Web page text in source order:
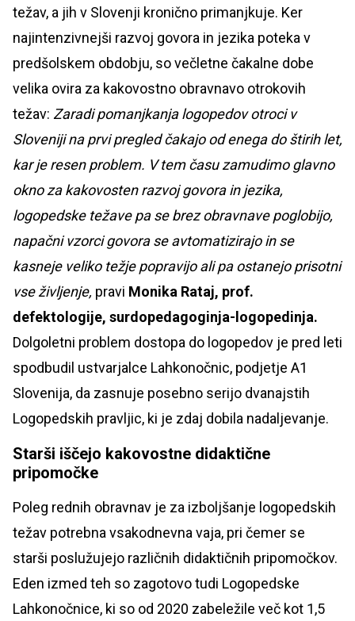
težav, a jih v Slovenji kronično primanjkuje. Ker
najintenzivnejši razvoj govora in jezika poteka v
predšolskem obdobju, so večletne čakalne dobe
velika ovira za kakovostno obravnavo otrokovih
težav: Zaradi pomanjkanja logopedov otroci v
Sloveniji na prvi pregled čakajo od enega do štirih let,
kar je resen problem. V tem času zamudimo glavno
okno za kakovosten razvoj govora in jezika,
logopedske težave pa se brez obravnave poglobijo,
napačni vzorci govora se avtomatizirajo in se
kasneje veliko težje popravijo ali pa ostanejo prisotni
vse življenje, pravi Monika Rataj, prof.
defektologije, surdopedagoginja-logopedinja.
Dolgoletni problem dostopa do logopedov je pred leti
spodbudil ustvarjalce Lahkonočnic, podjetje A1
Slovenija, da zasnuje posebno serijo dvanajstih
Logopedskih pravljic, ki je zdaj dobila nadaljevanje.
Starši iščejo kakovostne didaktične
pripomočke
Poleg rednih obravnav je za izboljšanje logopedskih
težav potrebna vsakodnevna vaja, pri čemer se
starši poslužujejo različnih didaktičnih pripomočkov.
Eden izmed teh so zagotovo tudi Logopedske
Lahkonočnice, ki so od 2020 zabeležile več kot 1,5